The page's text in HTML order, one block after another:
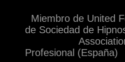
Miembro de United
de Sociedad de
Profesional (España)